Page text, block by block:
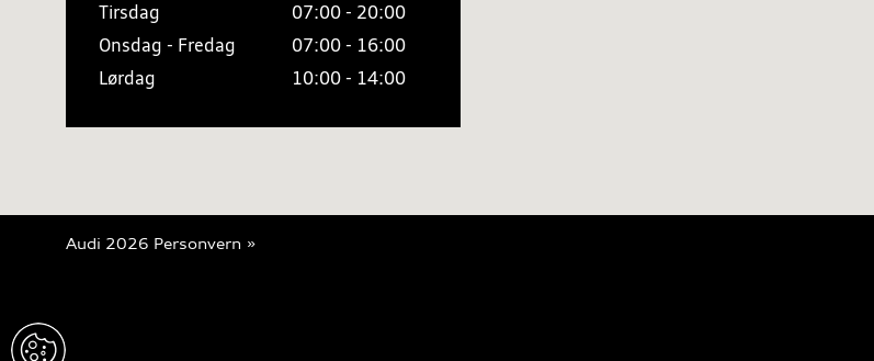
Tirsdag
07:00 - 20:00
Onsdag - Fredag
07:00 - 16:00
Lørdag
10:00 - 14:00
Audi 2026 Personvern